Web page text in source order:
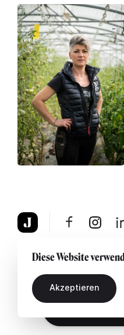
Über uns Rechtshinweis
Diese Website
Akzeptieren